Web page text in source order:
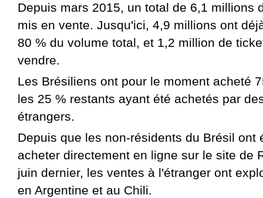
Depuis mars 2015, un total de 6,1 millions
mis en vente. Jusqu'ici, 4,9 millions ont
80 % du volume total, et 1,2 million de
vendre.
Les Brésiliens ont pour le moment acheté
les 25 % restants ayant été achetés par
étrangers.
Depuis que les non-résidents du Brésil ont
acheter directement en ligne sur le site de
juin dernier, les ventes à l'étranger ont
en Argentine et au Chili.